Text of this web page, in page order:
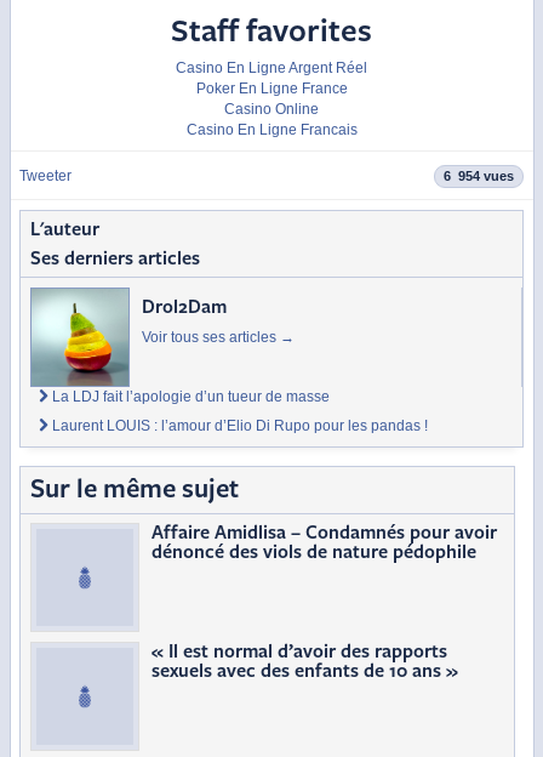
Staff favorites
Casino En Ligne Argent Réel
Poker En Ligne France
Casino Online
Casino En Ligne Francais
Tweeter 6 954 vues
L'auteur
Ses derniers articles
Drol2Dam
Voir tous ses articles →
La LDJ fait l’apologie d’un tueur de masse
Laurent LOUIS : l’amour d’Elio Di Rupo pour les pandas !
Sur le même sujet
Affaire Amidlisa – Condamnés pour avoir
dénoncé des viols de nature pédophile
« Il est normal d’avoir des rapports
sexuels avec des enfants de 10 ans »